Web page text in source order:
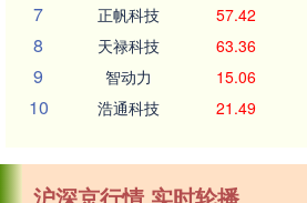
7 正帆科技 57.42
8 天禄科技 63.36
9 智动力 15.06
10 浩通科技 21.49